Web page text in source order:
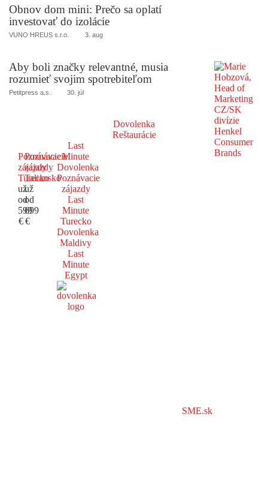
Obnov dom mini: Prečo sa oplatí
investovať do izolácie
VUNO HREUS s.r.o. 3. aug
Aby boli značky relevantné, musia
rozumieť svojim spotrebiteľom
Petitpress a.s. 30. júl
Dovolenka
Reštaurácie
Poznávacie
zájazdy
Turecko
už
od
599
€
Poznávacie
zájazdy
Taliansko
už
od
699
€
Last
Minute
Dovolenka
Poznávacie
zájazdy
Last
Minute
Turecko
Dovolenka
Maldivy
Last
Minute
Egypt
SME.sk